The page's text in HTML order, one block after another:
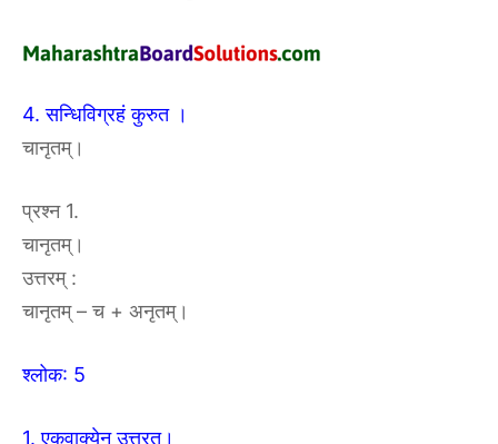
4. सन्धिविग्रहं कुरुत ।
चानृतम्।
प्रश्न 1.
चानृतम्।
उत्तरम् :
चानृतम् – च + अनृतम्।
श्लोक: 5
1. एकवाक्येन उत्तरत।